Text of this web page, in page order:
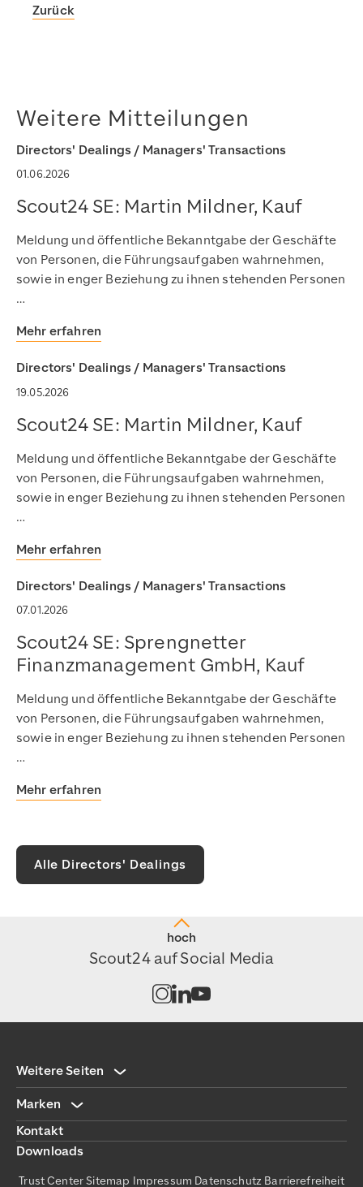
Zurück
https://www.scout24.com/fileadmin/user_upload/
2025-09-20T12:52:03+02:00
Scout24https://www.scout24.com/
https://www.scout24.com/fileadmin/user_upload/
Weitere Mitteilungen
Directors' Dealings / Managers' Transactions
01.06.2026
Scout24 SE: Martin Mildner, Kauf
Meldung und öffentliche Bekanntgabe der Geschäfte
von Personen, die Führungsaufgaben wahrnehmen,
sowie in enger Beziehung zu ihnen stehenden Personen
…
Mehr erfahren
Directors' Dealings / Managers' Transactions
19.05.2026
Scout24 SE: Martin Mildner, Kauf
Meldung und öffentliche Bekanntgabe der Geschäfte
von Personen, die Führungsaufgaben wahrnehmen,
sowie in enger Beziehung zu ihnen stehenden Personen
…
Mehr erfahren
Directors' Dealings / Managers' Transactions
07.01.2026
Scout24 SE: Sprengnetter
Finanzmanagement GmbH, Kauf
Meldung und öffentliche Bekanntgabe der Geschäfte
von Personen, die Führungsaufgaben wahrnehmen,
sowie in enger Beziehung zu ihnen stehenden Personen
…
Mehr erfahren
Alle Directors' Dealings
hoch
Scout24 auf Social Media
Kanal auf Instagram öffnen
Kanal auf LinkedIn öffnen
Weitere Seiten
Marken
Kontakt
Downloads
Trust CenterSitemap Impressum Datenschutz Barrierefreiheit